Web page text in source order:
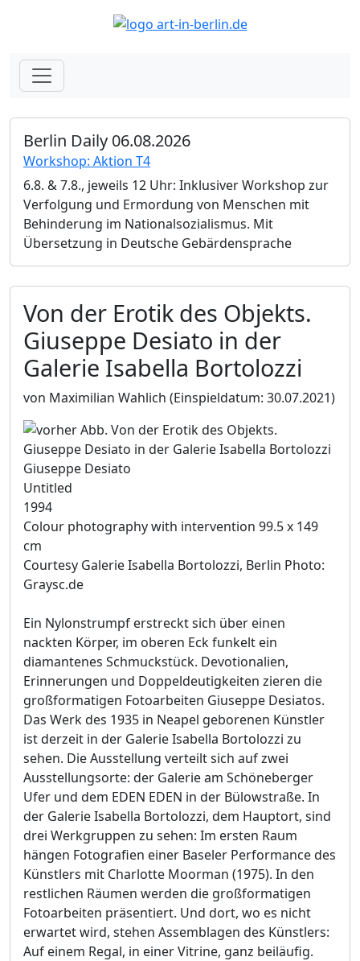
Berlin Daily 06.08.2026
Workshop: Aktion T4
6.8. & 7.8., jeweils 12 Uhr: Inklusiver Workshop zur
Verfolgung und Ermordung von Menschen mit
Behinderung im Nationalsozialismus. Mit
Übersetzung in Deutsche Gebärdensprache
Von der Erotik des Objekts.
Giuseppe Desiato in der
Galerie Isabella Bortolozzi
von Maximilian Wahlich (Einspieldatum: 30.07.2021)
Giuseppe Desiato
Untitled
1994
Colour photography with intervention 99.5 x 149
cm
Courtesy Galerie Isabella Bortolozzi, Berlin Photo:
Graysc.de
Ein Nylonstrumpf erstreckt sich über einen
nackten Körper, im oberen Eck funkelt ein
diamantenes Schmuckstück. Devotionalien,
Erinnerungen und Doppeldeutigkeiten zieren die
großformatigen Fotoarbeiten Giuseppe Desiatos.
Das Werk des 1935 in Neapel geborenen Künstler
ist derzeit in der Galerie Isabella Bortolozzi zu
sehen. Die Ausstellung verteilt sich auf zwei
Ausstellungsorte: der Galerie am Schöneberger
Ufer und dem EDEN EDEN in der Bülowstraße. In
der Galerie Isabella Bortolozzi, dem Hauptort, sind
drei Werkgruppen zu sehen: Im ersten Raum
hängen Fotografien einer Baseler Performance des
Künstlers mit Charlotte Moorman (1975). In den
restlichen Räumen werden die großformatigen
Fotoarbeiten präsentiert. Und dort, wo es nicht
erwartet wird, stehen Assemblagen des Künstlers:
Auf einem Regal, in einer Vitrine, ganz beiläufig.